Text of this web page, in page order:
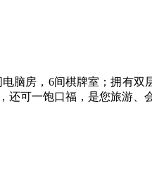
房，6间棋牌室；拥有双
可一饱口福，是您旅游、